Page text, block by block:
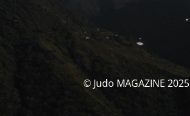
© Judo MAGAZINE 2025